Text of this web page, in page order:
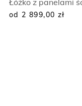
Łóżko z panelami
od 2 899,00 zł